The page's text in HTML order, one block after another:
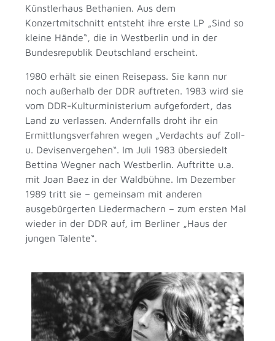
Künstlerhaus Bethanien. Aus dem
Konzertmitschnitt entsteht ihre erste LP „Sind so
kleine Hände“, die in Westberlin und in der
Bundesrepublik Deutschland erscheint.
1980 erhält sie einen Reisepass. Sie kann nur
noch außerhalb der DDR auftreten. 1983 wird sie
vom DDR-Kulturministerium aufgefordert, das
Land zu verlassen. Andernfalls droht ihr ein
Ermittlungsverfahren wegen „Verdachts auf Zoll-
u. Devisenvergehen“. Im Juli 1983 übersiedelt
Bettina Wegner nach Westberlin. Auftritte u.a.
mit Joan Baez in der Waldbühne. Im Dezember
1989 tritt sie – gemeinsam mit anderen
ausgebürgerten Liedermachern – zum ersten Mal
wieder in der DDR auf, im Berliner „Haus der
jungen Talente“.